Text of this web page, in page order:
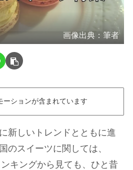
画像出典：筆者
ーションが含まれています
新しいトレンドとともに進
のスイーツに関しては、
キングから見ても、ひと昔